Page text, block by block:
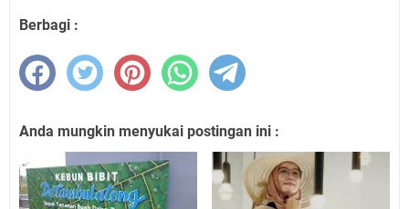
Berbagi :
Anda mungkin menyukai postingan ini :